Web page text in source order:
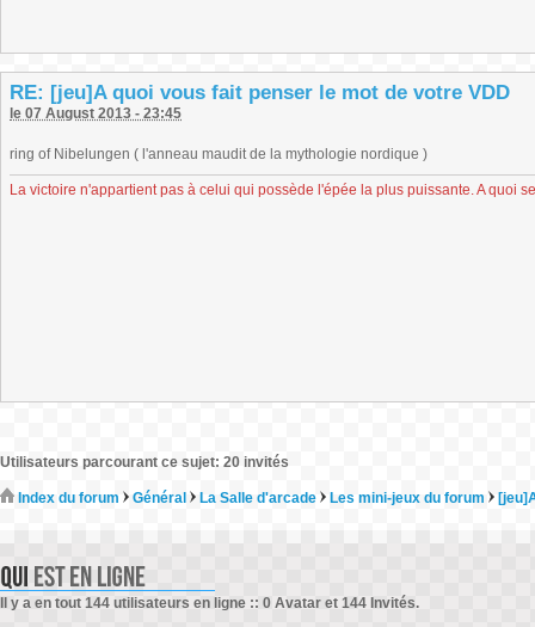
RE: [jeu]A quoi vous fait penser le mot de votre VDD
le 07 August 2013 - 23:45
ring of Nibelungen ( l'anneau maudit de la mythologie nordique )
La victoire n'appartient pas à celui qui possède l'épée la plus puissante. A quoi
Utilisateurs parcourant ce sujet: 20 invités
Index du forum Général La Salle d'arcade Les mini-jeux du forum
Il y a en tout 144 utilisateurs en ligne :: 0 Avatar et 144 Invités.